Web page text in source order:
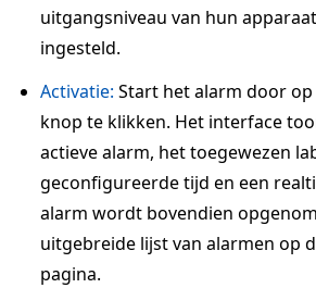
uitgangsniveau van hun
ingesteld.
Activatie: Start het alarm door op
knop te klikken. Het interface
actieve alarm, het toegewezen
geconfigureerde tijd en een
alarm wordt bovendien
uitgebreide lijst van alarmen op
pagina.